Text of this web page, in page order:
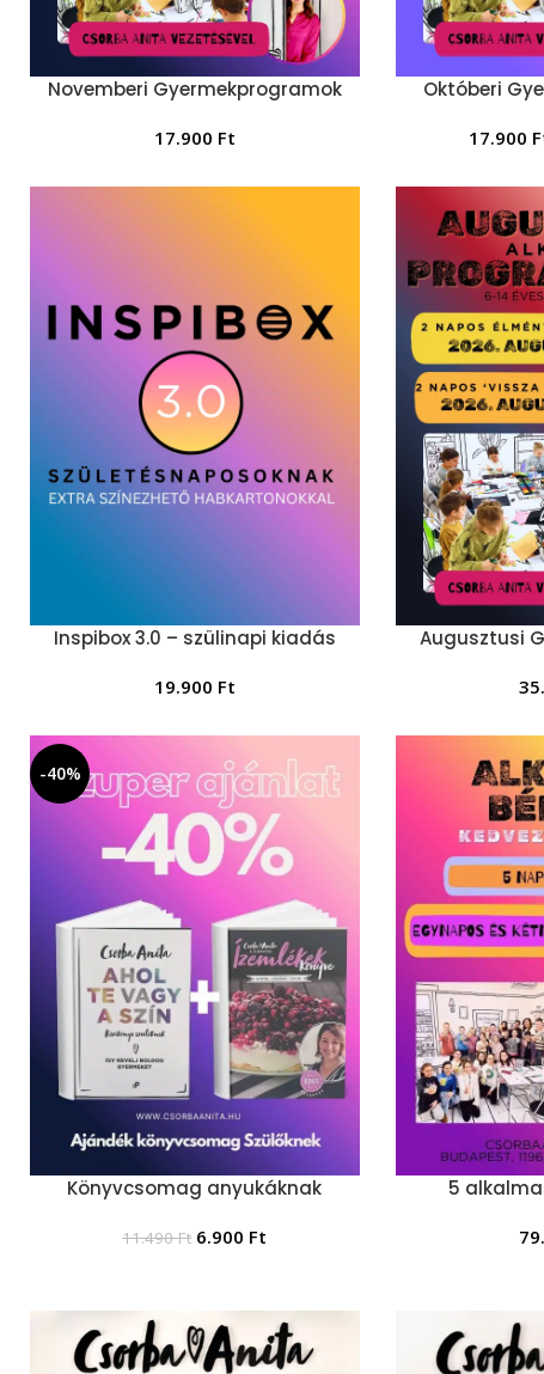
Novemberi Gyermekprogramok
17.900 Ft
Októberi
17.900
Inspibox 3.0 – szülinapi kiadás
19.900 Ft
Augusztusi
-40%
Könyvcsomag anyukáknak
11.490Ft 6.900 Ft
5